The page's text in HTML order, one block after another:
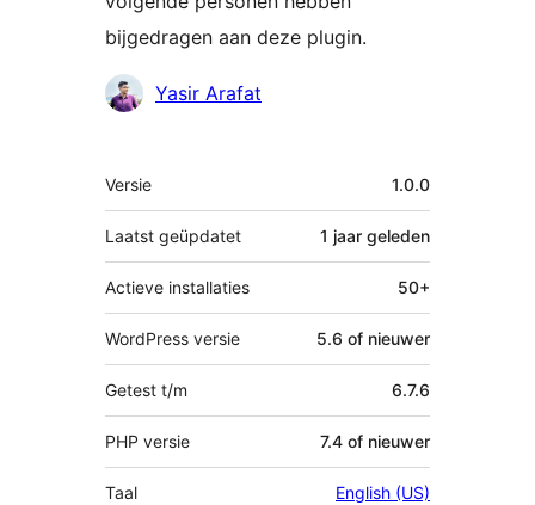
bijgedragen aan deze plugin.
BijdragersYasir Arafat
Meta
Versie 1.0.0
Laatst geüpdatet 1 jaar geleden
Actieve installaties 50+
WordPress versie 5.6 of nieuwer
Getest t/m 6.7.6
PHP versie 7.4 of nieuwer
Taal English (US)